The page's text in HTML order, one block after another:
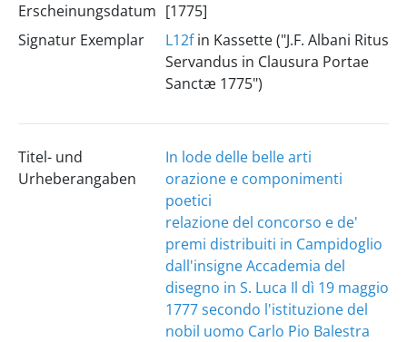
Erscheinungsdatum [1775]
Signatur Exemplar
L12fin Kassette ("J.F. Albani Ritus
Servandus in Clausura Portae
Sanctæ 1775")
Titel- und
Urheberangaben
In lode delle belle arti
orazione e componimenti
poetici
relazione del concorso e de'
premi distribuiti in Campidoglio
dall'insigne Accademia del
disegno in S. Luca Il dì 19 maggio
1777 secondo l'istituzione del
nobil uomo Carlo Pio Balestra